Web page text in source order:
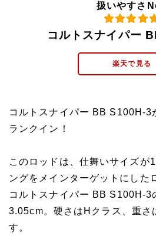
扱いやすさ
コルトスナイパー
楽天で見る
コルトスナイパー BB S100H-3
ランクイン！
このロッドは、仕舞いサイズが
ングをメインターゲットにした
コルトスナイパー BB S100H-3
3.05cm。硬さはHクラス、重さ
す。